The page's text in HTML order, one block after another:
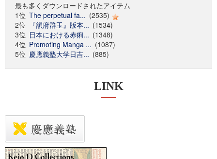
最も多くダウンロードされたアイテム
1位 The perpetual fa... (2535)
2位
『韻府群玉』版本... (1534)
3位 日本における赤痢... (1348)
4位 Promoting Manga ... (1087)
5位 慶應義塾大学日吉... (885)
LINK